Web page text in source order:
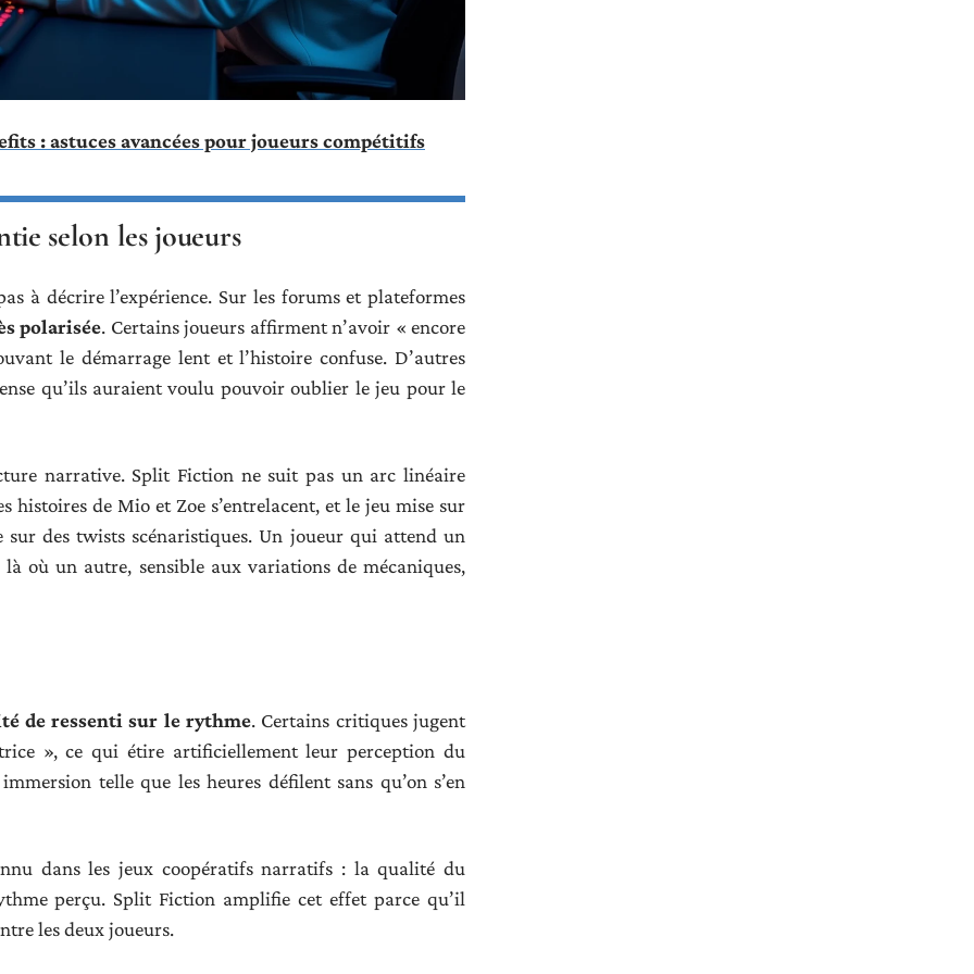
: astuces avancées pour joueurs compétitifs
selon les joueurs
à décrire l’expérience. Sur les forums et plateformes
polarisée. Certains joueurs affirment n’avoir « encore
le démarrage lent et l’histoire confuse. D’autres
qu’ils auraient voulu pouvoir oublier le jeu pour le
narrative. Split Fiction ne suit pas un arc linéaire
histoires de Mio et Zoe s’entrelacent, et le jeu mise sur
sur des twists scénaristiques. Un joueur qui attend un
où un autre, sensible aux variations de mécaniques,
de ressenti sur le rythme. Certains critiques jugent
», ce qui étire artificiellement leur perception du
telle que les heures défilent sans qu’on s’en
dans les jeux coopératifs narratifs : la qualité du
perçu. Split Fiction amplifie cet effet parce qu’il
les deux joueurs.